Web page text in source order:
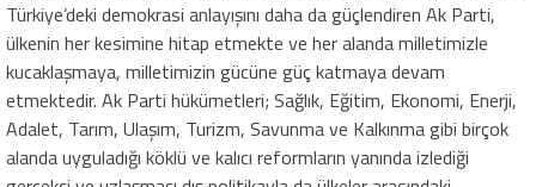
Türkiye’deki demokrasi anlayışını daha da güçlendiren Ak Parti,
ülkenin her kesimine hitap etmekte ve her alanda milletimizle
kucaklaşmaya, milletimizin gücüne güç katmaya devam
etmektedir. Ak Parti hükümetleri; Sağlık, Eğitim, Ekonomi, Enerji,
Adalet, Tarım, Ulaşım, Turizm, Savunma ve Kalkınma gibi birçok
alanda uyguladığı köklü ve kalıcı reformların yanında izlediği